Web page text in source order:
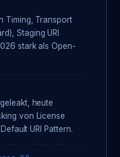
Timing, Transport
Staging URI
stark als Open-
heute
von License
URI Pattern.